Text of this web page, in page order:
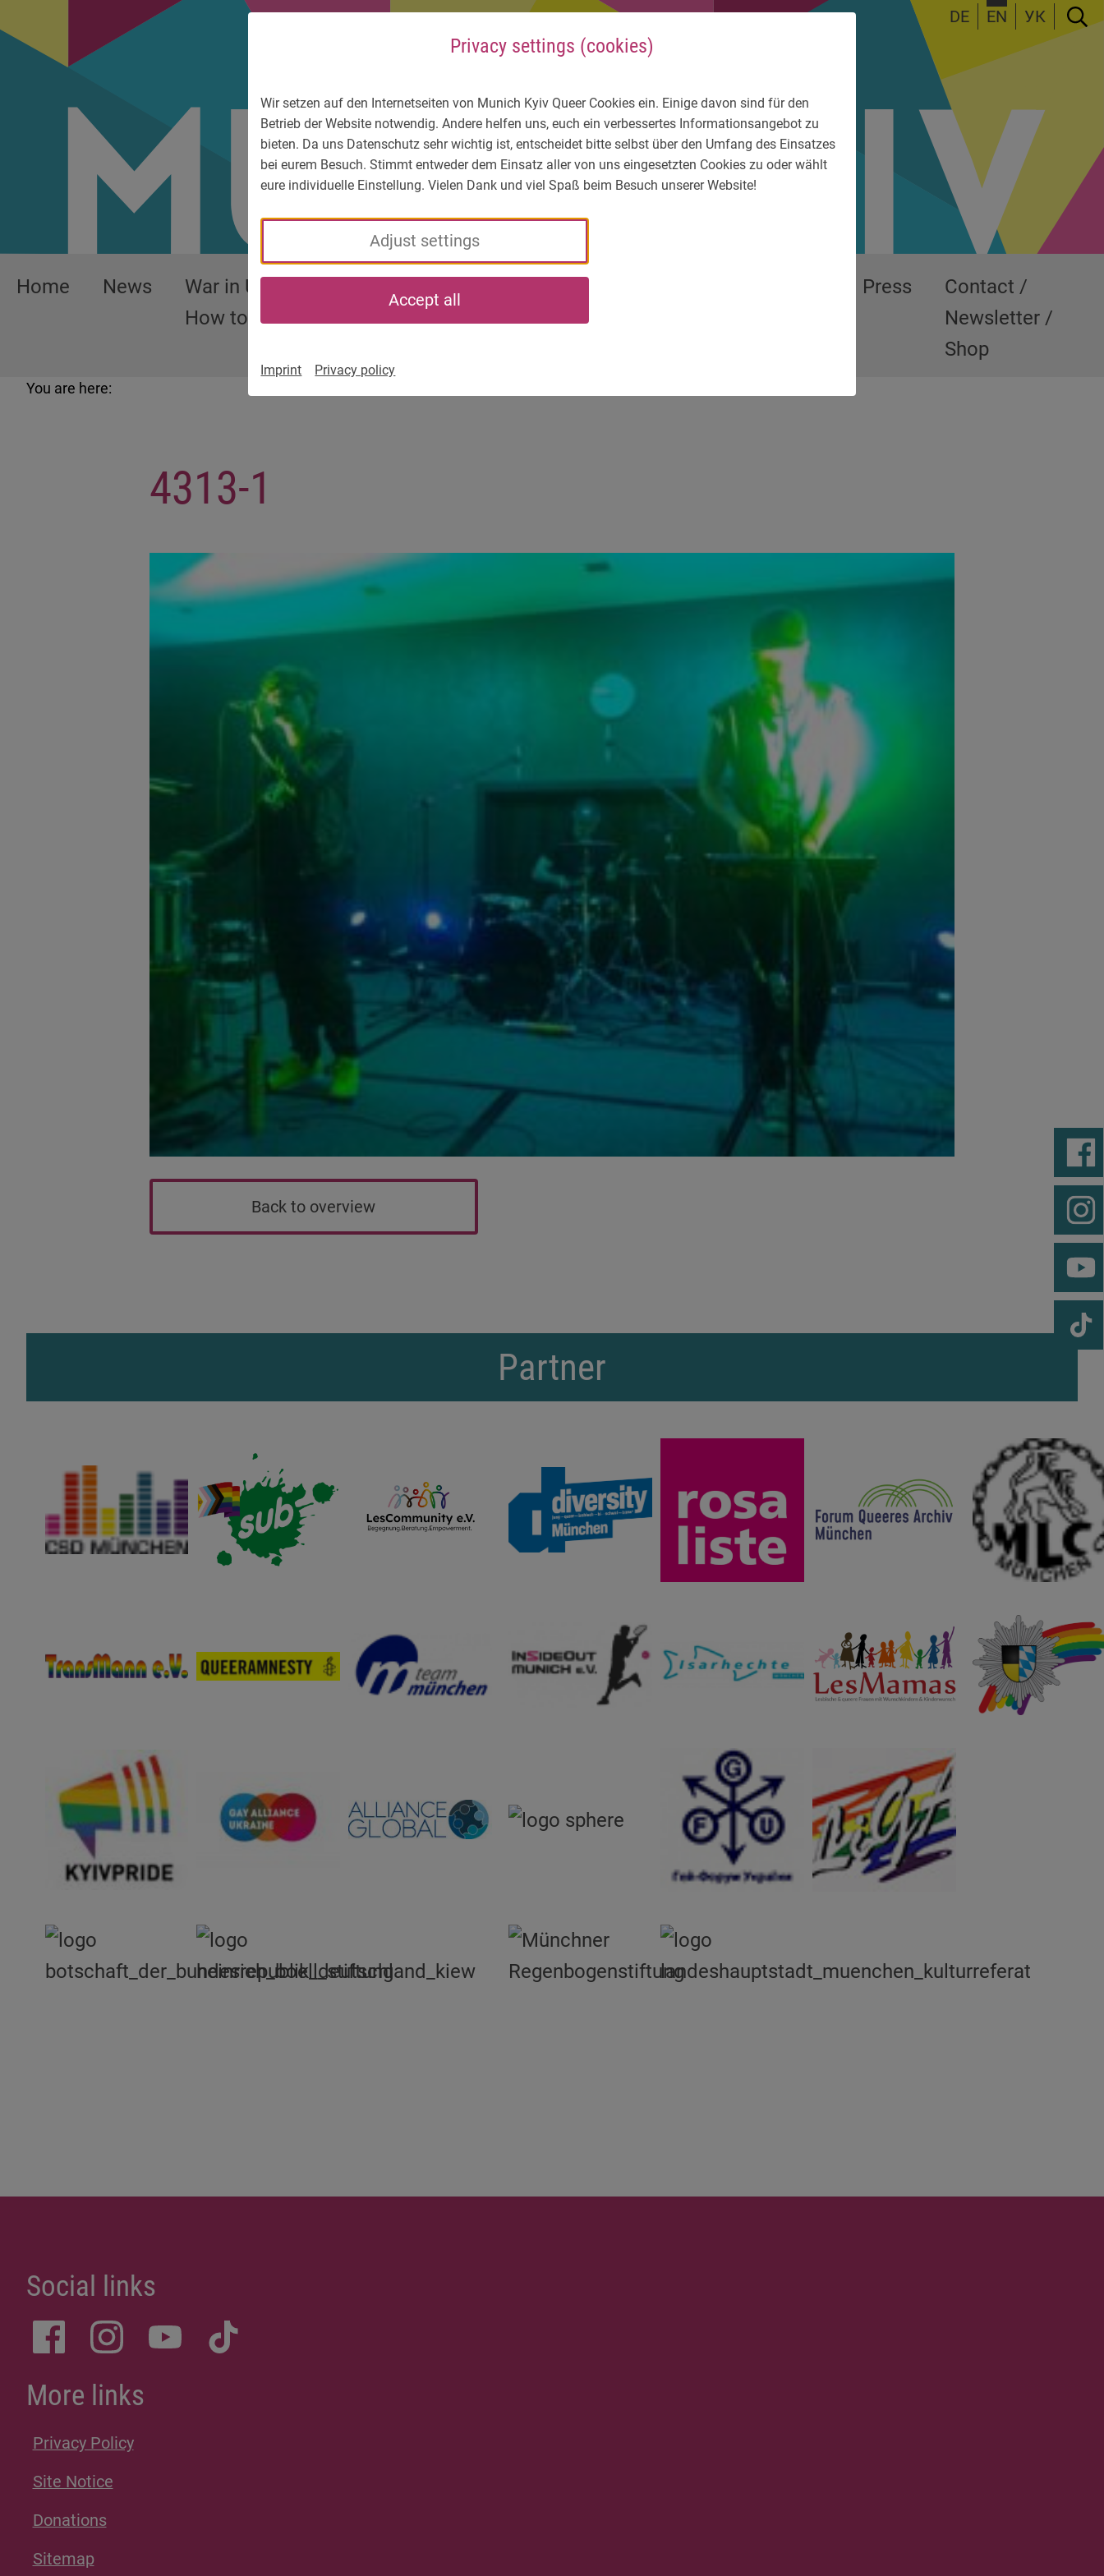
Privacy settings (cookies)
Wir setzen auf den Internetseiten von Munich Kyiv Queer Cookies ein. Einige davon sind für den
Betrieb der Website notwendig. Andere helfen uns, euch ein verbessertes Informationsangebot zu
bieten. Da uns Datenschutz sehr wichtig ist, entscheidet bitte selbst über den Umfang des Einsatzes
bei eurem Besuch. Stimmt entweder dem Einsatz aller von uns eingesetzten Cookies zu oder wählt
eure individuelle Einstellung. Vielen Dank und viel Spaß beim Besuch unserer Website!
Adjust settings
Accept all
Imprint Privacy policy
To language menu
To service information DE EN УК
Home News
War in Ukraine –
How to help
the situation?
Who
we
Press
Contact /
Newsletter /
Shop
You are here:
4313-1
Back to overview
Partner
Social links
More links
Privacy Policy
Site Notice
Donations
Sitemap